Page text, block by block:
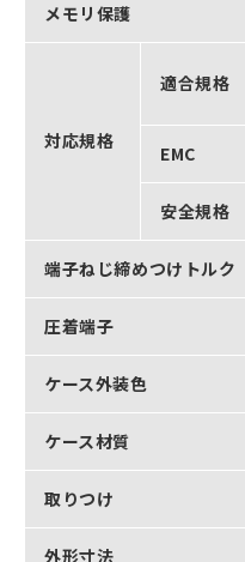
メモリ保護
対応規格
適合規格
EMC
安全規格
端子ねじ締めつけトルク
圧着端子
ケース外装色
ケース材質
取りつけ
外形寸法